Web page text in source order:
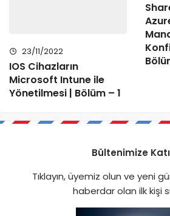
23/11/2022
IOS Cihazların
Microsoft Intune ile
Yönetilmesi | Bölüm – 1
Bültenimize
Tıklayın, üyemiz olun ve yeni
haberdar olan ilk kişi